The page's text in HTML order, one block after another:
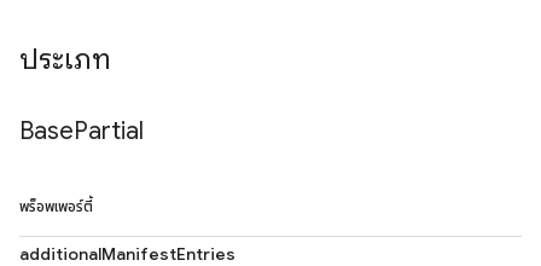
ประเภท
BasePartial
พร็อพเพอร์ตี้
additionalManifestEntries